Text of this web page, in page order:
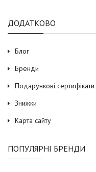
ДОДАТКОВО
Блог
Бренди
Подарункові сертифікати
Знижки
Карта сайту
ПОПУЛЯРНІ БРЕНДИ